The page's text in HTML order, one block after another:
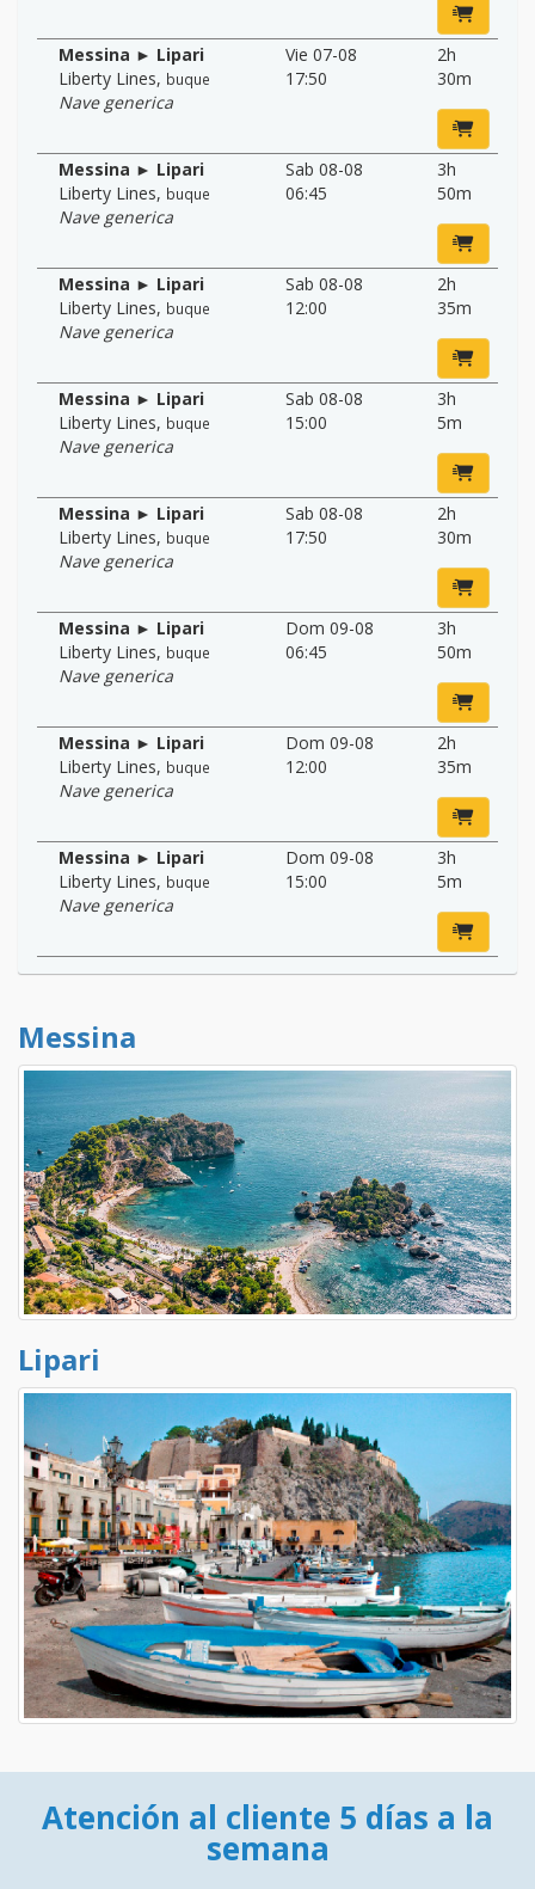
Messina ► Lipari
Liberty Lines, buque
Nave generica
Vie 07-08
17:50
2h
30m
Messina ► Lipari
Liberty Lines, buque
Nave generica
Sab 08-08
06:45
3h
50m
Messina ► Lipari
Liberty Lines, buque
Nave generica
Sab 08-08
12:00
2h
35m
Messina ► Lipari
Liberty Lines, buque
Nave generica
Sab 08-08
15:00
3h
5m
Messina ► Lipari
Liberty Lines, buque
Nave generica
Sab 08-08
17:50
2h
30m
Messina ► Lipari
Liberty Lines, buque
Nave generica
Dom 09-08
06:45
3h
50m
Messina ► Lipari
Liberty Lines, buque
Nave generica
Dom 09-08
12:00
2h
35m
Messina ► Lipari
Liberty Lines, buque
Nave generica
Dom 09-08
15:00
3h
5m
Messina
Lipari
Atención al cliente 5 días a la
semana